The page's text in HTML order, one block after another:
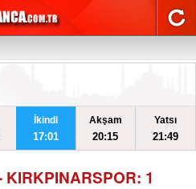
İkindi
17:01
Akşam
20:15
Yatsı
21:49
KIRKPINARSPOR: 1